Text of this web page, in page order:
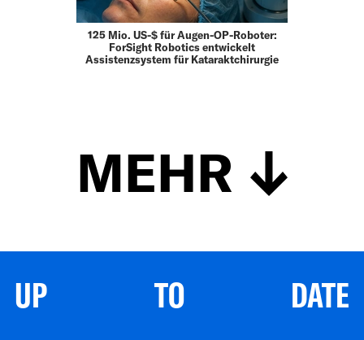
125 Mio. US-$ für Augen-OP-Roboter:
ForSight Robotics entwickelt
Assistenzsystem für Kataraktchirurgie
MEHR
UP TO DATE